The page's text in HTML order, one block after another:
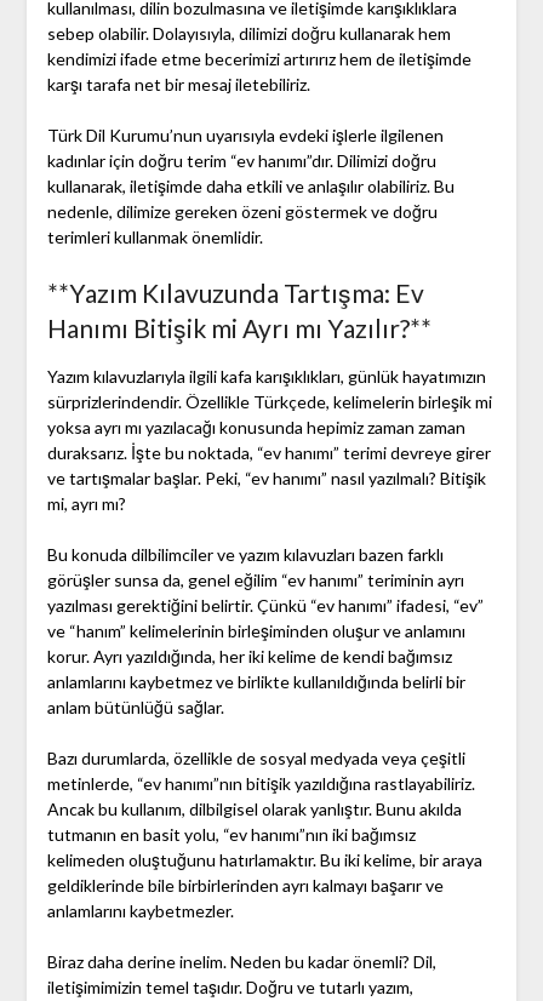
kullanılması, dilin bozulmasına ve iletişimde karışıklıklara
sebep olabilir. Dolayısıyla, dilimizi doğru kullanarak hem
kendimizi ifade etme becerimizi artırırız hem de iletişimde
karşı tarafa net bir mesaj iletebiliriz.
Türk Dil Kurumu’nun uyarısıyla evdeki işlerle ilgilenen
kadınlar için doğru terim “ev hanımı”dır. Dilimizi doğru
kullanarak, iletişimde daha etkili ve anlaşılır olabiliriz. Bu
nedenle, dilimize gereken özeni göstermek ve doğru
terimleri kullanmak önemlidir.
**Yazım Kılavuzunda Tartışma: Ev
Hanımı Bitişik mi Ayrı mı Yazılır?**
Yazım kılavuzlarıyla ilgili kafa karışıklıkları, günlük hayatımızın
sürprizlerindendir. Özellikle Türkçede, kelimelerin birleşik mi
yoksa ayrı mı yazılacağı konusunda hepimiz zaman zaman
duraksarız. İşte bu noktada, “ev hanımı” terimi devreye girer
ve tartışmalar başlar. Peki, “ev hanımı” nasıl yazılmalı? Bitişik
mi, ayrı mı?
Bu konuda dilbilimciler ve yazım kılavuzları bazen farklı
görüşler sunsa da, genel eğilim “ev hanımı” teriminin ayrı
yazılması gerektiğini belirtir. Çünkü “ev hanımı” ifadesi, “ev”
ve “hanım” kelimelerinin birleşiminden oluşur ve anlamını
korur. Ayrı yazıldığında, her iki kelime de kendi bağımsız
anlamlarını kaybetmez ve birlikte kullanıldığında belirli bir
anlam bütünlüğü sağlar.
Bazı durumlarda, özellikle de sosyal medyada veya çeşitli
metinlerde, “ev hanımı”nın bitişik yazıldığına rastlayabiliriz.
Ancak bu kullanım, dilbilgisel olarak yanlıştır. Bunu akılda
tutmanın en basit yolu, “ev hanımı”nın iki bağımsız
kelimeden oluştuğunu hatırlamaktır. Bu iki kelime, bir araya
geldiklerinde bile birbirlerinden ayrı kalmayı başarır ve
anlamlarını kaybetmezler.
Biraz daha derine inelim. Neden bu kadar önemli? Dil,
iletişimimizin temel taşıdır. Doğru ve tutarlı yazım,